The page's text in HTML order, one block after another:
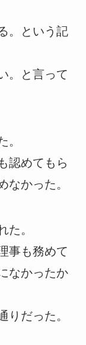
。という記
。と言って
。
認めてもら
なかった。
た。
事も務めて
なかったか
りだった。